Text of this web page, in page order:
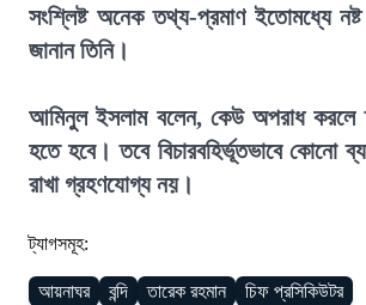
সংশ্লিষ্ট অনেক তথ্য-প্রমাণ ইতোমধ্যে
জানান তিনি।
আমিনুল ইসলাম বলেন, কেউ অপরাধ করলে
হতে হবে। তবে বিচারবহির্ভূতভাবে কোনো
রাখা গ্রহণযোগ্য নয়।
ট্যাগসমূহ:
আয়নাঘর বন্দি তারেক রহমান চিফ প্রসিকিউটর